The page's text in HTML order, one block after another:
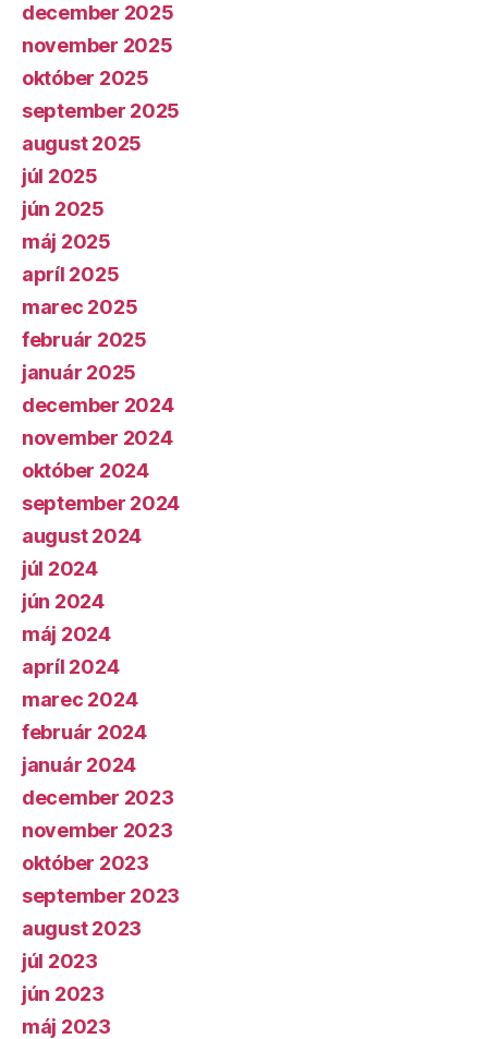
december 2025
november 2025
október 2025
september 2025
august 2025
júl 2025
jún 2025
máj 2025
apríl 2025
marec 2025
február 2025
január 2025
december 2024
november 2024
október 2024
september 2024
august 2024
júl 2024
jún 2024
máj 2024
apríl 2024
marec 2024
február 2024
január 2024
december 2023
november 2023
október 2023
september 2023
august 2023
júl 2023
jún 2023
máj 2023